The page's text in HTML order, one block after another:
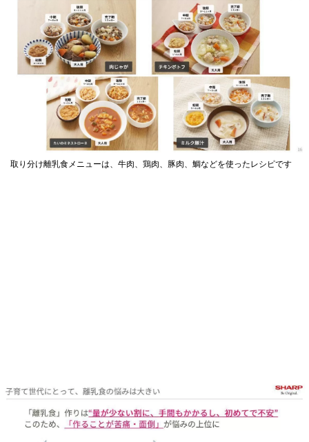
取り分け離乳食メニューは、牛肉、鶏肉、豚肉、鯛などを使ったレシピです